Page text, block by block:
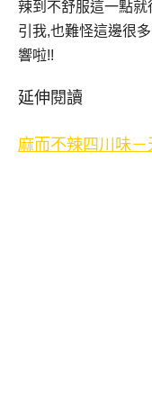
辣到不舒服這一點就
引我,也難怪這邊很
響啦!!
延伸閱讀
麻而不辣四川味